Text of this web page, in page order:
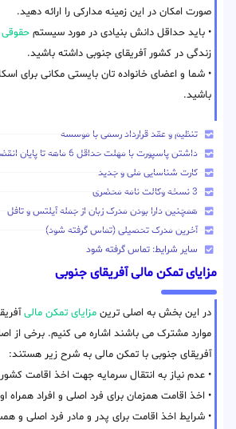
صورت امکان در این زمینه مدارکی را ارائه دهید.
• باید حداقل دانش بنیادی در مورد سیستم حقوقی
زندگی در کشور آفریقای جنوبی داشته باشید.
• شما و اعضای خانواده تان بایستی مکانی برای
باشید.
تنظیم و عقد قرارداد رسمی با موسسه
داشتن پاسپورت با مهلت حداقل 6 ماهه تا پایان انقضا
کارت شناسایی ملی و جدید
3 نسخه وکالت نامه محضری
همچنین دارا بودن مدرک زبان از جمله آیلتس و تافل
آخرین مدرک تحصیلی (تماس گرفته شود)
سایر شرایط: تماس گرفته شود
مزایای تمکن مالی آفریقای جنوبی
در این بخش به اصلی ترین مزایای تمکن مالی
موارد مشترک می باشند اشاره می کنیم. برخی از
آفریقای جنوبی با تمکن مالی به شرح زیر هستند:
• عدم نیاز به انتقال سرمایه جهت اخذ اقامت
• اخذ اقامت همزمان برای فرد اصلی و افراد همراه او
• شرایط اخذ اقامت برای پدر و مادر فرد اصلی و